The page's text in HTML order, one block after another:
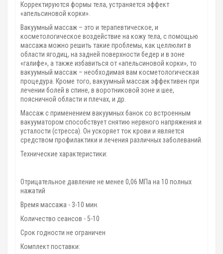
Корректируются формы тела, устраняется эффект
«апельсиновой корки».
Вакуумный массаж – это и терапевтическое, и
косметологическое воздействие на кожу тела, с помощью
массажа можно решить такие проблемы, как целлюлит в
области ягодиц, на задней поверхности бедер и в зоне
«галифе», а также избавиться от «апельсиновой корки», то
вакуумный массаж – необходимая вам косметологическая
процедура. Кроме того, вакуумный массаж эффективен при
лечении болей в спине, в воротниковой зоне и шее,
поясничной области и плечах, и др.
Массаж с применением вакуумных банок со встроенным
вакууматором способствует снятию нервного напряжения и
усталости (стресса). Он ускоряет ток крови и является
средством профилактики и лечения различных заболеваний.
Технические характеристики:
Отрицательное давление не менее 0,06 МПа на 10 полных
нажатий
Время массажа - 3-10 мин.
Количество сеансов - 5-10
Срок годности не ограничен
Комплект поставки: